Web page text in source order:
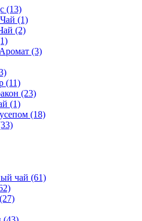
(13)
(1)
(2)
(3)
(11)
(23)
(1)
(18)
чай (61)
(27)